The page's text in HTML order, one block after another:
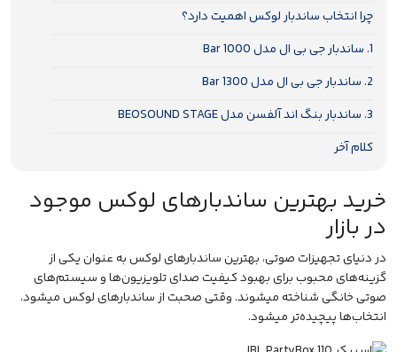
چرا انتخاب ساندبار لوکس اهمیت دارد؟
1. ساندبار جی بی ال مدل Bar 1000
2. ساندبار جی بی ال مدل Bar 1300
3. ساندبار بنگ اند آلفسن مدل BEOSOUND STAGE
کلام آخر
خرید بهترین ساندبارهای لوکس موجود
در بازار
در دنیای تجهیزات صوتی، بهترین ساندبارهای لوکس به عنوان یکی از
گزینه‌های محبوب برای بهبود کیفیت صدای تلویزیون‌ها و سیستم‌های
صوتی خانگی شناخته میشوند. وقتی صحبت از ساندبارهای لوکس میشود،
انتخاب‌ها پیچیده‌تر میشود.